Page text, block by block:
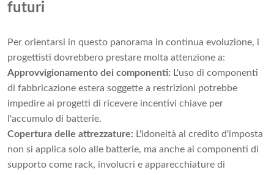
futuri
Per orientarsi in questo panorama in continua evoluzione, i
progettisti dovrebbero prestare molta attenzione a:
Approvvigionamento dei componenti: L'uso di componenti
di fabbricazione estera soggette a restrizioni potrebbe
impedire ai progetti di ricevere incentivi chiave per
l'accumulo di batterie.
Copertura delle attrezzature: L'idoneità al credito d'imposta
non si applica solo alle batterie, ma anche ai componenti di
supporto come rack, involucri e apparecchiature di